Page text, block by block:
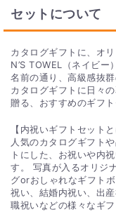
Q. おすすめの内
PIARYオリジナル
スタオル」の内祝
けでなく、吸水性
ーを基調とした高
ず喜ばれる商品と
Q. 直送でギフトを
のは入っています
直送ギフトの場合
ございません。ご安
セットについて
カタログギフトに、オ
N’S TOWEL（ネイビー
名前の通り、高級感抜群
カタログギフトに日々
贈る、おすすめのギフト
【内祝いギフトセットと
人気のカタログギフト
トにした、お祝いや内
す。 写真が入るオリジ
グorおしゃれなギフト
祝い、結婚内祝い、出
職祝いなどの様々なギ